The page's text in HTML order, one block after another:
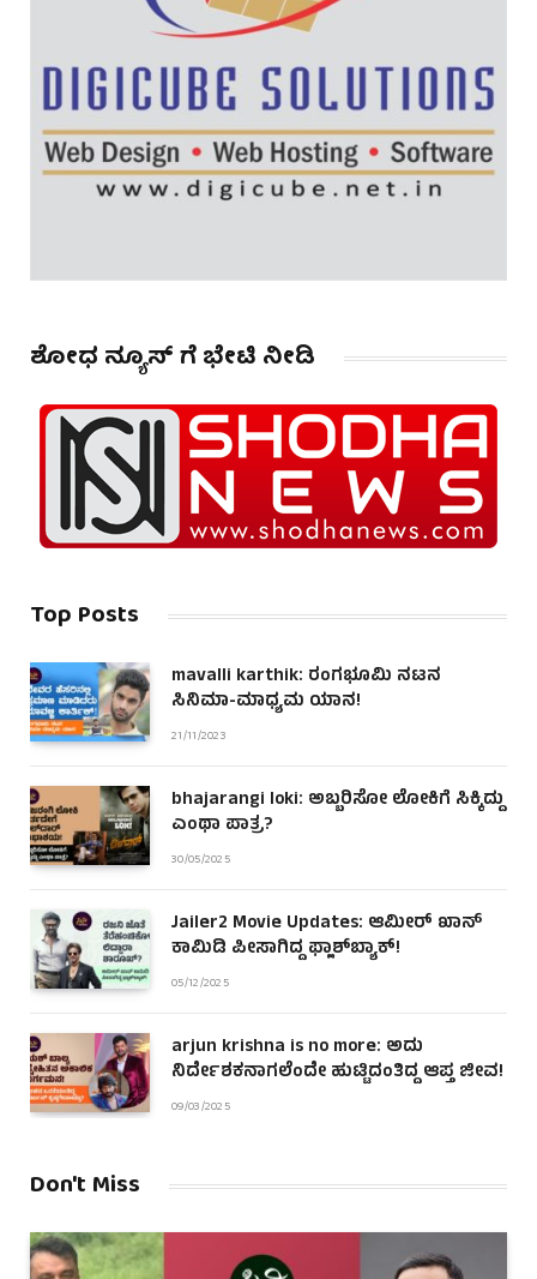
ಶೋಧ ನ್ಯೂಸ್ ಗೆ ಭೇಟಿ ನೀಡಿ
Top Posts
mavalli karthik: ರಂಗಭೂಮಿ ನಟನ
ಸಿನಿಮಾ-ಮಾಧ್ಯಮ ಯಾನ!
21/11/2023
bhajarangi loki: ಅಬ್ಬರಿಸೋ ಲೋಕಿಗೆ ಸಿಕ್ಕಿದ್ದು
ಎಂಥಾ ಪಾತ್ರ?
30/05/2025
Jailer2 Movie Updates: ಆಮೀರ್ ಖಾನ್
ಕಾಮಿಡಿ ಪೀಸಾಗಿದ್ದ ಫ್ಲಾಶ್‌ಬ್ಯಾಕ್!
05/12/2025
arjun krishna is no more: ಅದು
ನಿರ್ದೇಶಕನಾಗಲೆಂದೇ ಹುಟ್ಟಿದಂತಿದ್ದ ಆಪ್ತ ಜೀವ!
09/03/2025
Don't Miss